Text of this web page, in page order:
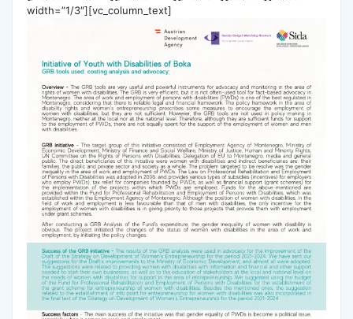
width=”1/3″][vc_column_text]